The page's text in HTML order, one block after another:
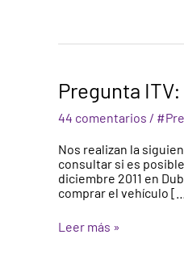
Pregunta
44 comentarios /
Nos realizan la
consultar si es
diciembre 2011 en
comprar el vehículo
Pregunta
ITV:
importar
un
desde
Emiratos
Árabes
(Dubai)
Leer más »